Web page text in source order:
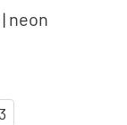
neon
3